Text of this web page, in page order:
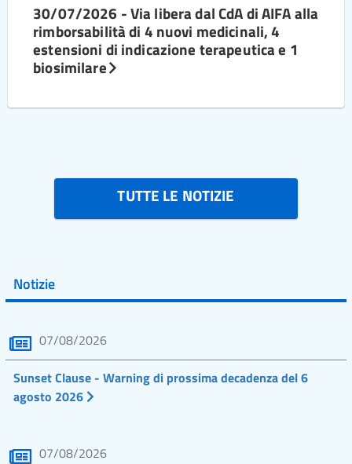
30/07/2026 - Via libera dal CdA di AIFA alla
rimborsabilità di 4 nuovi medicinali, 4
estensioni di indicazione terapeutica e 1
biosimilare
TUTTE LE NOTIZIE
Notizie
07/08/2026
Sunset Clause - Warning di prossima decadenza del 6
agosto 2026
07/08/2026